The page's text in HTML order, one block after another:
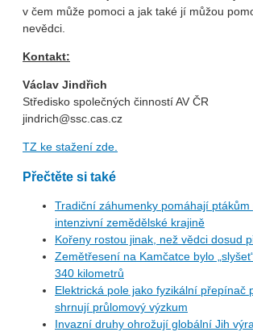
v čem může pomoci a jak také jí můžou
nevědci.
Kontakt:
Václav Jindřich
Středisko společných činností AV ČR
jindrich@ssc.cas.cz
TZ ke stažení zde.
Přečtěte si také
Tradiční záhumenky pomáhají
intenzivní zemědělské krajině
Kořeny rostou jinak, než vědci dosud
Zemětřesení na Kamčatce bylo
340 kilometrů
Elektrická pole jako fyzikální přepínač
shrnují průlomový výzkum
Invazní druhy ohrožují globální Jih